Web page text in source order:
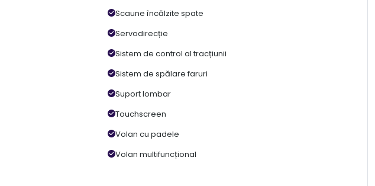
Scaune încălzite spate
Servodirecție
Sistem de control al tracțiunii
Sistem de spălare faruri
Suport lombar
Touchscreen
Volan cu padele
Volan multifuncțional